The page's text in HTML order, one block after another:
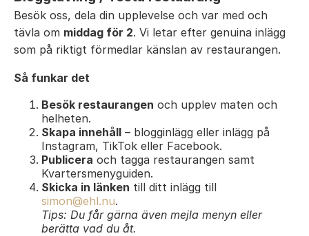
Besök oss, dela din upplevelse och var med och
tävla om middag för 2. Vi letar efter genuina inlägg
som på riktigt förmedlar känslan av restaurangen.
Så funkar det
Besök restaurangen och upplev maten och
helheten.
Skapa innehåll – blogginlägg eller inlägg på
Instagram, TikTok eller Facebook.
Publicera och tagga restaurangen samt
Kvartersmenyguiden.
Skicka in länken till ditt inlägg till
simon@ehl.nu.
Tips: Du får gärna även mejla menyn eller
berätta vad du åt.